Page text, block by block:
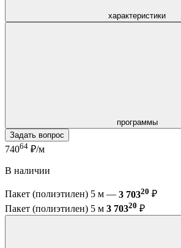
характеристики
программы
Задать вопрос
74064 ₽/м
В наличии
Пакет (полиэтилен) 5 м — 3 70320 ₽
Пакет (полиэтилен) 5 м 3 70320 ₽